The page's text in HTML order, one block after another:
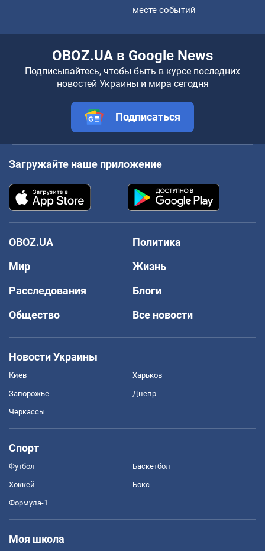
месте событий
OBOZ.UA в Google News
Подписывайтесь, чтобы быть в курсе последних
новостей Украины и мира сегодня
Подписаться
Загружайте наше приложение
OBOZ.UA
Политика
Мир
Жизнь
Расследования
Блоги
Общество
Все новости
Новости Украины
Киев Харьков
Запорожье Днепр
Черкассы
Спорт
Футбол Баскетбол
Хоккей Бокс
Формула-1
Моя школа